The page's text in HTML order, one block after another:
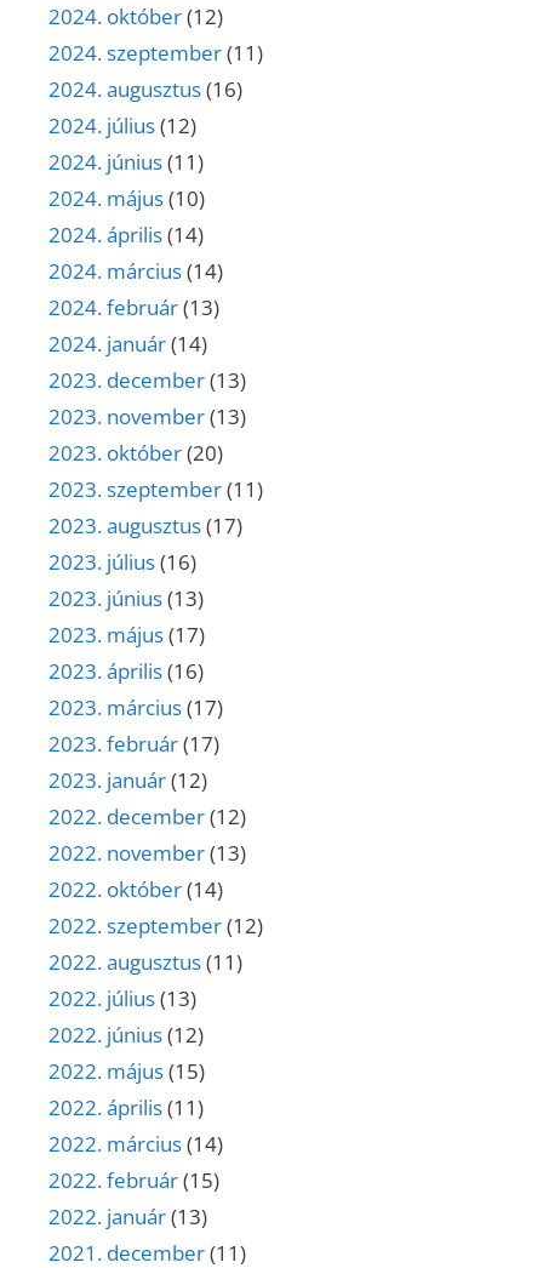
2024. október(12)
2024. szeptember(11)
2024. augusztus(16)
2024. július(12)
2024. június(11)
2024. május(10)
2024. április(14)
2024. március(14)
2024. február(13)
2024. január(14)
2023. december(13)
2023. november(13)
2023. október(20)
2023. szeptember(11)
2023. augusztus(17)
2023. július(16)
2023. június(13)
2023. május(17)
2023. április(16)
2023. március(17)
2023. február(17)
2023. január(12)
2022. december(12)
2022. november(13)
2022. október(14)
2022. szeptember(12)
2022. augusztus(11)
2022. július(13)
2022. június(12)
2022. május(15)
2022. április(11)
2022. március(14)
2022. február(15)
2022. január(13)
2021. december(11)